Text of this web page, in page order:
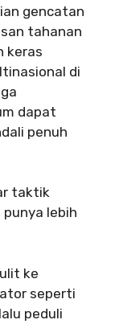
gencatan
tahanan
keras
di
dapat
penuh
taktik
lebih
ke
seperti
peduli